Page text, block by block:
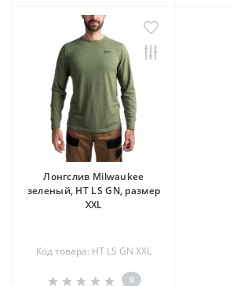
Лонгслив Milwaukee
зеленый, HT LS GN, размер
XXL
Код товара: HT LS GN XXL
0